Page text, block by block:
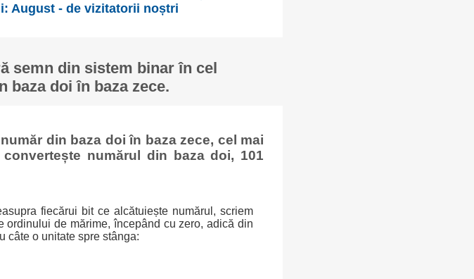
August - de vizitatorii noștri
semn din sistem binar în cel
baza doi în baza zece.
din baza doi în baza zece, cel mai
numărul din baza doi, 101
fiecărui bit ce alcătuiește numărul, scriem
ordinului de mărime, începând cu zero, adică din
câte o unitate spre stânga: